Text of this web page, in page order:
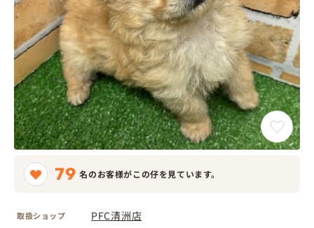
79 名のお客様がこの仔を見ています。
取扱ショップ PFC清洲店